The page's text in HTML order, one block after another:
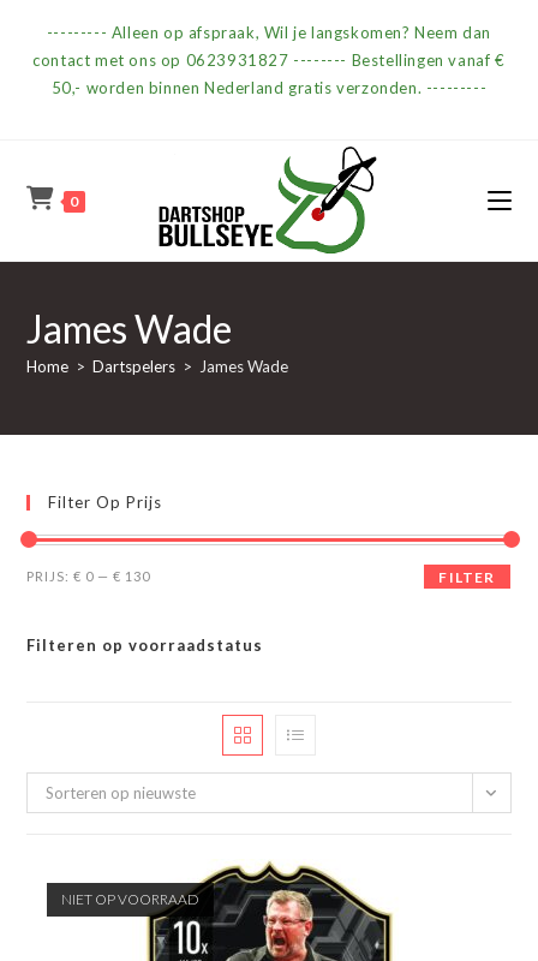
--------- Alleen op afspraak, Wil je langskomen? Neem dan
contact met ons op 0623931827 -------- Bestellingen vanaf €
50,- worden binnen Nederland gratis verzonden. ---------
0
James Wade
Home > Dartspelers > James Wade
Filter Op Prijs
Min.
Max.
FILTER
PRIJS:€ 0 —€ 130
Filteren op voorraadstatus
Sorteren op nieuwste
NIET OP VOORRAAD